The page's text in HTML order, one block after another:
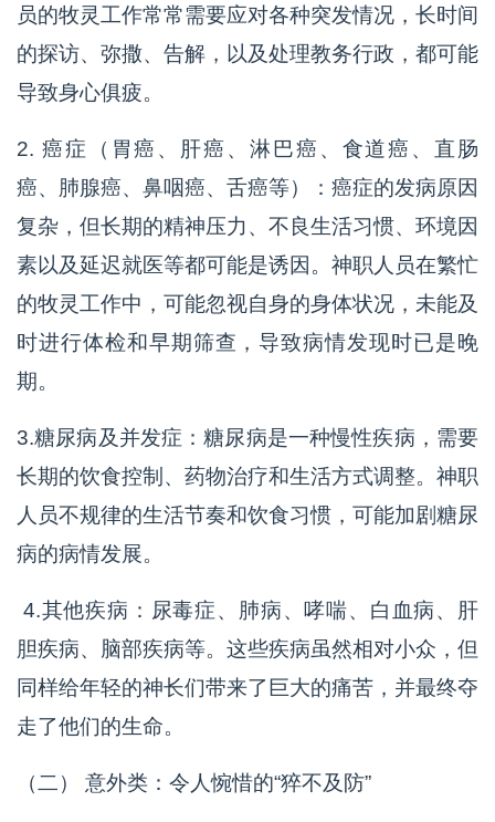
员的牧灵工作常常需要应对各种突发情况，长时间
的探访、弥撒、告解，以及处理教务行政，都可能
导致身心俱疲。
2. 癌症（胃癌、肝癌、淋巴癌、食道癌、直肠
癌、肺腺癌、鼻咽癌、舌癌等）：癌症的发病原因
复杂，但长期的精神压力、不良生活习惯、环境因
素以及延迟就医等都可能是诱因。神职人员在繁忙
的牧灵工作中，可能忽视自身的身体状况，未能及
时进行体检和早期筛查，导致病情发现时已是晚
期。
3.糖尿病及并发症：糖尿病是一种慢性疾病，需要
长期的饮食控制、药物治疗和生活方式调整。神职
人员不规律的生活节奏和饮食习惯，可能加剧糖尿
病的病情发展。
4.其他疾病：尿毒症、肺病、哮喘、白血病、肝
胆疾病、脑部疾病等。这些疾病虽然相对小众，但
同样给年轻的神长们带来了巨大的痛苦，并最终夺
走了他们的生命。
（二） 意外类：令人惋惜的“猝不及防”